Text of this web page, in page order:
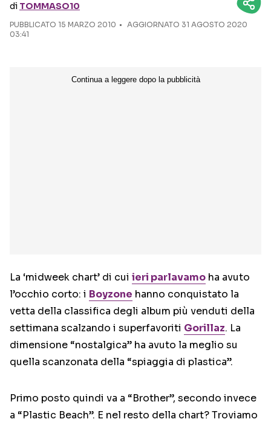
di TOMMASO10
PUBBLICATO 15 MARZO 2010
AGGIORNATO 31 AGOSTO 2020
03:41
La ‘midweek chart’ di cui ieri parlavamo ha avuto
l’occhio corto: i Boyzone hanno conquistato la
vetta della classifica degli album più venduti della
settimana scalzando i superfavoriti Gorillaz. La
dimensione “nostalgica” ha avuto la meglio su
quella scanzonata della “spiaggia di plastica”.
Primo posto quindi va a “Brother”, secondo invece
a “Plastic Beach”. E nel resto della chart? Troviamo